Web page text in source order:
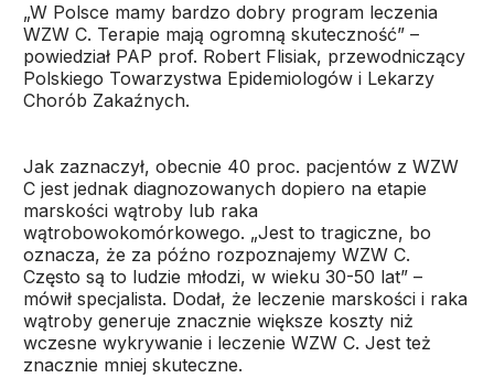
„W Polsce mamy bardzo dobry program leczenia
WZW C. Terapie mają ogromną skuteczność” –
powiedział PAP prof. Robert Flisiak, przewodniczący
Polskiego Towarzystwa Epidemiologów i Lekarzy
Chorób Zakaźnych.
Jak zaznaczył, obecnie 40 proc. pacjentów z WZW
C jest jednak diagnozowanych dopiero na etapie
marskości wątroby lub raka
wątrobowokomórkowego. „Jest to tragiczne, bo
oznacza, że za późno rozpoznajemy WZW C.
Często są to ludzie młodzi, w wieku 30-50 lat” –
mówił specjalista. Dodał, że leczenie marskości i raka
wątroby generuje znacznie większe koszty niż
wczesne wykrywanie i leczenie WZW C. Jest też
znacznie mniej skuteczne.